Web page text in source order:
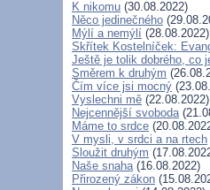
K nikomu (30.08.2022)
Něco jedinečného
Mýlí a nemýlí (28.08.2022)
Skřítek Kostelníček:
Ještě je tolik dobrého, co
Směrem k druhým
Čím více jsi mocný
Vyslechni mě (22.08.2022)
Nejcennější svoboda
Máme to srdce
V mysli, v srdci a na rtech
Sloužit druhým
Naše snaha(16.08.2022)
Přirozený zákon